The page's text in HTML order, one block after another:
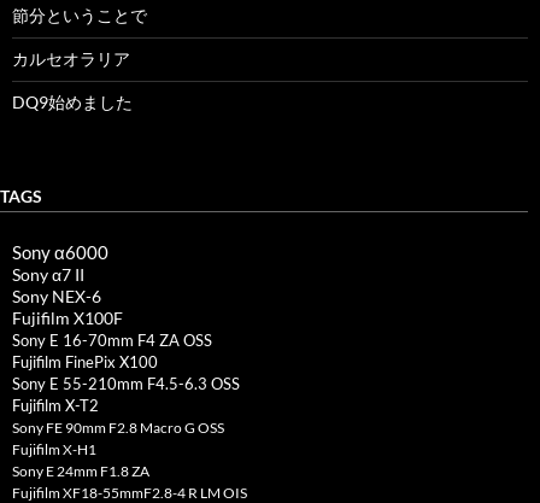
節分ということで
カルセオラリア
DQ9始めました
TAGS
Sony α6000
Sony α7 II
Sony NEX-6
Fujifilm X100F
Sony E 16-70mm F4 ZA OSS
Fujifilm FinePix X100
Sony E 55-210mm F4.5-6.3 OSS
Fujifilm X-T2
Sony FE 90mm F2.8 Macro G OSS
Fujifilm X-H1
Sony E 24mm F1.8 ZA
Fujifilm XF18-55mmF2.8-4 R LM OIS